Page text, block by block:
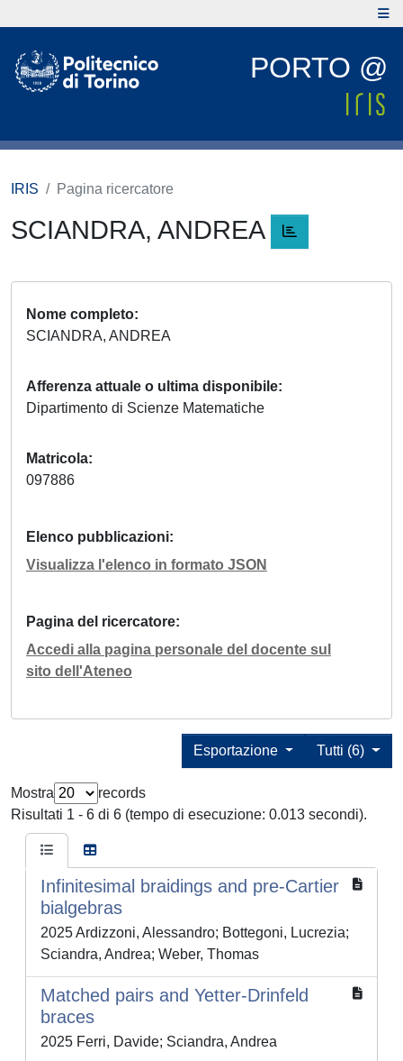
PORTO @
IRIS Pagina ricercatore
SCIANDRA, ANDREA
Nome completo
SCIANDRA, ANDREA
Afferenza attuale o ultima disponibile
Dipartimento di Scienze Matematiche
Matricola
097886
Elenco pubblicazioni
Visualizza l'elenco in formato JSON
Pagina del ricercatore
Accedi alla pagina personale del docente sul
sito dell'Ateneo
Tutti (6)
Esportazione
Mostra
records
Risultati 1 - 6 di 6 (tempo di esecuzione: 0.013 secondi).
Infinitesimal braidings and pre-Cartier
bialgebras
2025 Ardizzoni, Alessandro; Bottegoni, Lucrezia;
Sciandra, Andrea; Weber, Thomas
Matched pairs and Yetter-Drinfeld
braces
2025 Ferri, Davide; Sciandra, Andrea